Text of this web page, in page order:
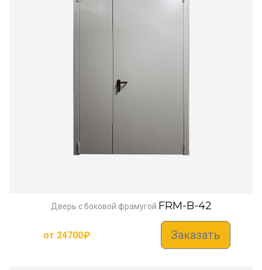
Дверь с боковой фрамугой FRM-B-42
от 24700₽ Заказать